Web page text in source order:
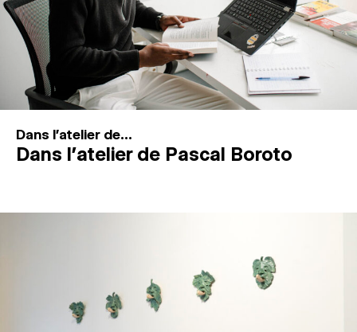
Recherche
Connexion
↓
Dans l'atelier de...
Dans l’atelier de Pascal Boroto